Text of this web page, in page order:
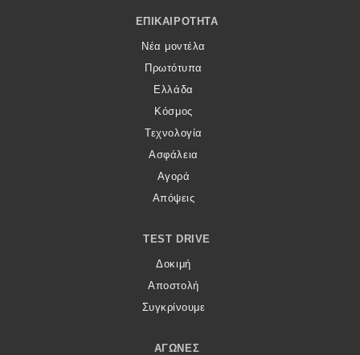
Footer Menu
ΕΠΙΚΑΙΡΌΤΗΤΑ
Νέα μοντέλα
Πρωτότυπα
Ελλάδα
Κόσμος
Τεχνολογία
Ασφάλεια
Αγορά
Απόψεις
TEST DRIVE
Δοκιμή
Αποστολή
Συγκρίνουμε
ΑΓΏΝΕΣ